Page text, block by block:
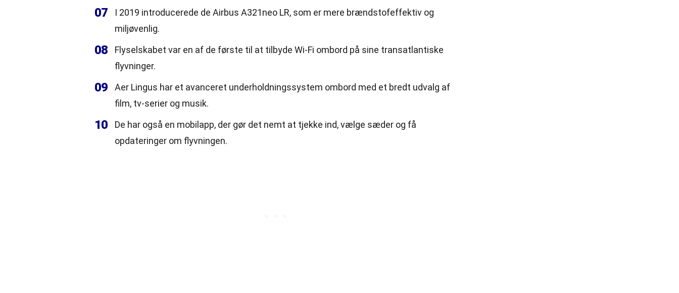
07
I 2019 introducerede de Airbus A321neo LR, som er mere brændstofeffektiv og
miljøvenlig.
08
Flyselskabet var en af de første til at tilbyde Wi-Fi ombord på sine transatlantiske
flyvninger.
09
Aer Lingus har et avanceret underholdningssystem ombord med et bredt udvalg af
film, tv-serier og musik.
10
De har også en mobilapp, der gør det nemt at tjekke ind, vælge sæder og få
opdateringer om flyvningen.